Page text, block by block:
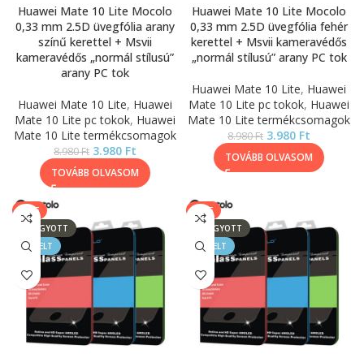
Huawei Mate 10 Lite Mocolo
0,33 mm 2.5D üvegfólia arany
színű kerettel + Msvii
kameravédős „normál stílusú”
arany PC tok
Huawei Mate 10 Lite, Huawei
Mate 10 Lite pc tokok, Huawei
Mate 10 Lite termékcsomagok
8.980Ft 3.980 Ft
TOVÁBB OLVASOM
Huawei Mate 10 Lite Mocolo
0,33 mm 2.5D üvegfólia fehér
kerettel + Msvii kameravédős
„normál stílusú” arany PC tok
Huawei Mate 10 Lite, Huawei
Mate 10 Lite pc tokok, Huawei
Mate 10 Lite termékcsomagok
8.980Ft 3.980 Ft
TOVÁBB OLVASOM
SALE
ELFOGYOTT
KIEMELT
SALE
ELFOGYOTT
KIEMELT